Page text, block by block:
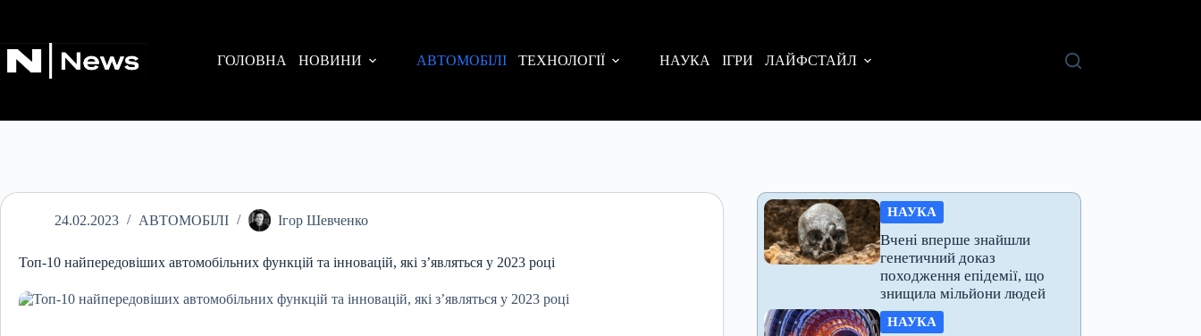
ГОЛОВНА
НОВИНИ АВТОМОБІЛІ ТЕХНОЛОГІЇ НАУКА ІГРИ ЛАЙФСТАЙЛ
24.02.2023 АВТОМОБІЛІ Ігор Шевченко
Топ-10 найпередовіших автомобільних функцій та інновацій, які з’являться у 2023 році
НАУКА
Вчені вперше знайшли
генетичний доказ
походження епідемії, що
знищила мільйони людей
НАУКА